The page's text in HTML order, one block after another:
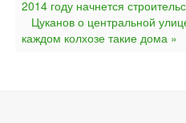
2014 году начнется
Цуканов о центральной
каждом колхозе такие дома »